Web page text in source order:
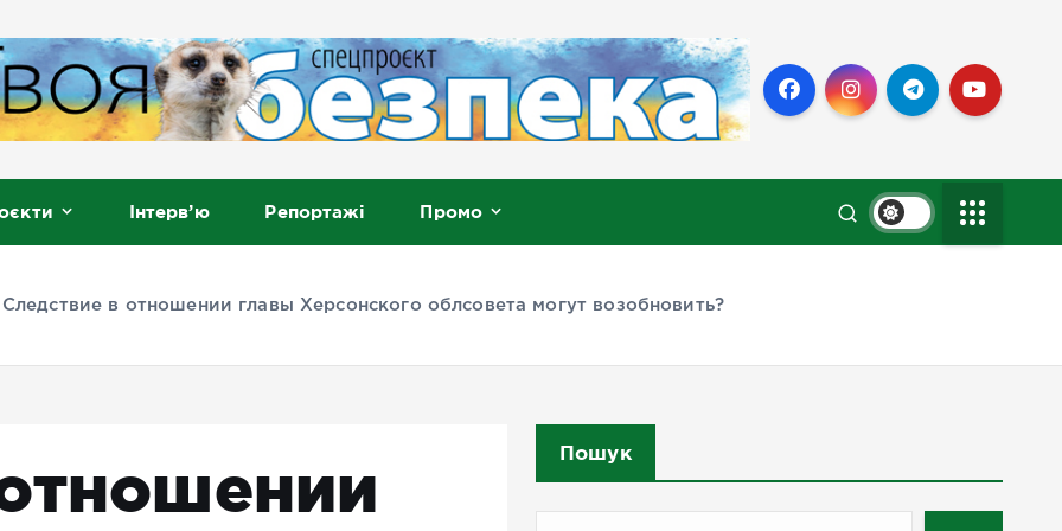
Інтерв’ю Репортажі Промо
Следствие в отношении главы Херсонского облсовета могут возобновить?
Пошук